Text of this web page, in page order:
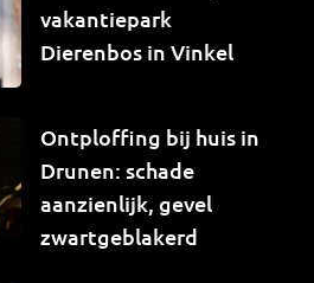
vakantiepark
Dierenbos in Vinkel
Ontploffing bij huis in
Drunen: schade
aanzienlijk, gevel
zwartgeblakerd